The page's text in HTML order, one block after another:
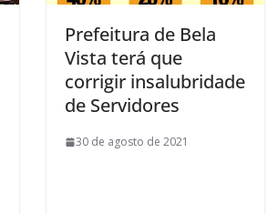
Prefeitura de Bela
Vista terá que
corrigir insalubridade
de Servidores
30 de agosto de 2021